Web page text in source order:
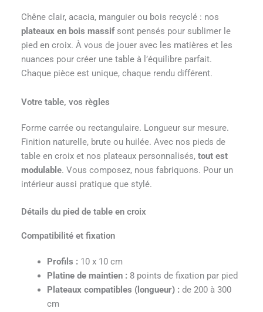
Chêne clair, acacia, manguier ou bois recyclé : nos
plateaux en bois massifsont pensés pour sublimer le
pied en croix. À vous de jouer avec les matières et les
nuances pour créer une table à l’équilibre parfait.
Chaque pièce est unique, chaque rendu différent.
Votre table, vos règles
Forme carrée ou rectangulaire. Longueur sur mesure.
Finition naturelle, brute ou huilée. Avec nos pieds de
table en croix et nos plateaux personnalisés, tout est
modulable. Vous composez, nous fabriquons. Pour un
intérieur aussi pratique que stylé.
Détails du pied de table en croix
Compatibilité et fixation
Profils : 10 x 10 cm
Platine de maintien : 8 points de fixation par pied
Plateaux compatibles (longueur) : de 200 à 300
cm